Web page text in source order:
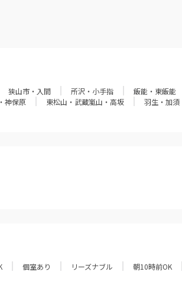
狭山市・入間 所沢・小手指
飯能・東飯能
神保原 東松山・武蔵嵐山・高坂
羽生・加須
個室あり リーズナブル
朝10時前OK